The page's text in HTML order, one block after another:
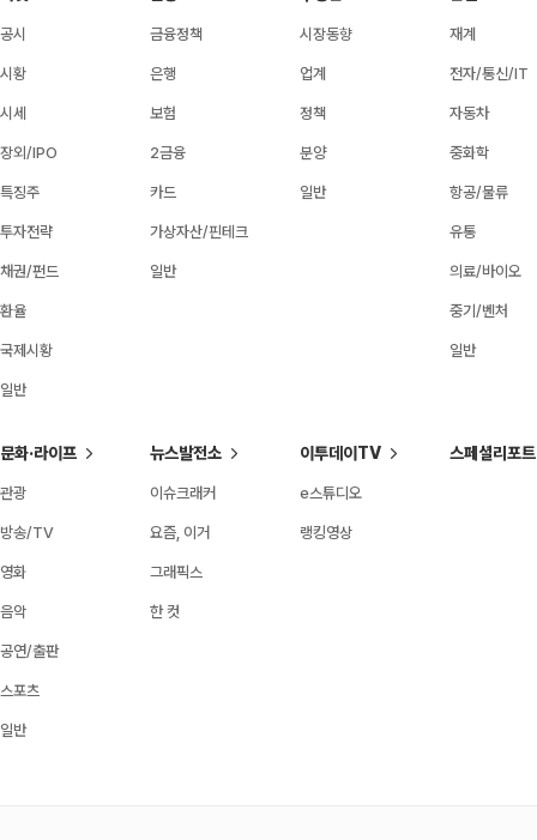
공시
시황
시세
장외/IPO
특징주
투자전략
채권/펀드
환율
국제시황
일반
금융정책
은행
보험
2금융
카드
가상자산/핀테크
일반
시장동향
업계
정책
분양
일반
재계
전자/통신/IT
자동차
중화학
항공/물류
유통
의료/바이오
중기/벤처
일반
문화·라이프
관광
방송/TV
영화
음악
공연/출판
스포츠
일반
뉴스발전소
이슈크래커
요즘, 이거
그래픽스
한 컷
이투데이TV
e스튜디오
랭킹영상
스페셜리포트